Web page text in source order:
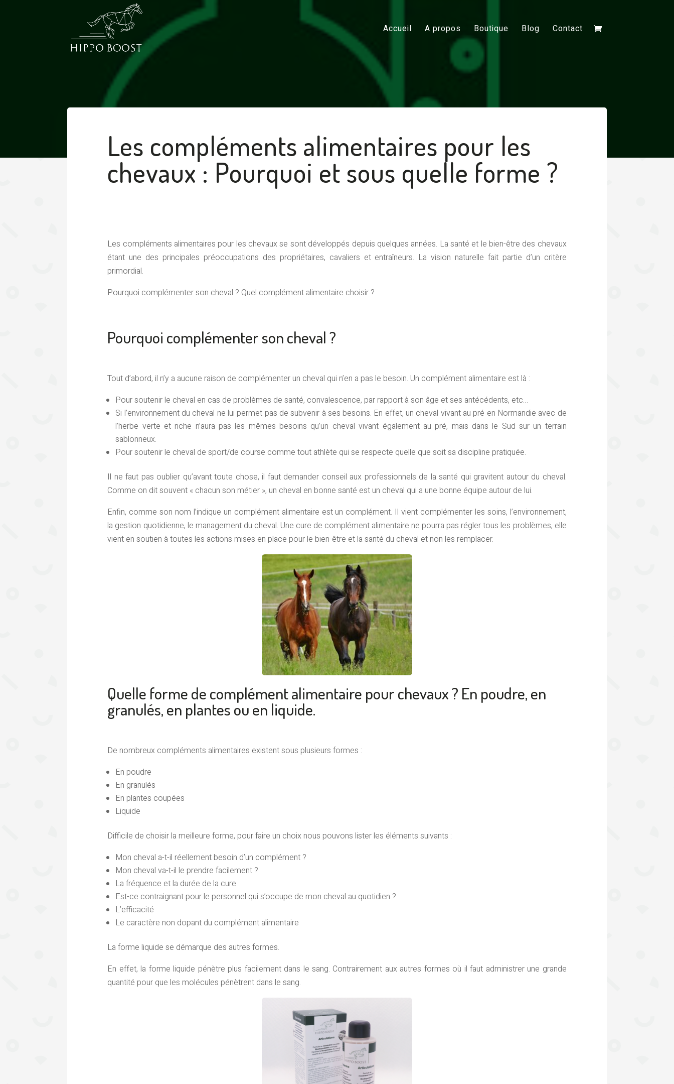
Accueil A propos Boutique Blog Contact
Les compléments alimentaires pour les
chevaux : Pourquoi et sous quelle forme ?
Les compléments alimentaires pour les chevaux se sont développés depuis quelques années. La santé et le bien-être des chevaux
étant une des principales préoccupations des propriétaires, cavaliers et entraîneurs. La vision naturelle fait partie d’un critère
primordial.
Pourquoi complémenter son cheval ? Quel complément alimentaire choisir ?
Pourquoi complémenter son cheval ?
Tout d’abord, il n’y a aucune raison de complémenter un cheval qui n’en a pas le besoin. Un complément alimentaire est là :
Pour soutenir le cheval en cas de problèmes de santé, convalescence, par rapport à son âge et ses antécédents, etc…
Si l’environnement du cheval ne lui permet pas de subvenir à ses besoins. En effet, un cheval vivant au pré en Normandie avec de
l’herbe verte et riche n’aura pas les mêmes besoins qu’un cheval vivant également au pré, mais dans le Sud sur un terrain
sablonneux.
Pour soutenir le cheval de sport/de course comme tout athlète qui se respecte quelle que soit sa discipline pratiquée.
Il ne faut pas oublier qu’avant toute chose, il faut demander conseil aux professionnels de la santé qui gravitent autour du cheval.
Comme on dit souvent « chacun son métier », un cheval en bonne santé est un cheval qui a une bonne équipe autour de lui.
Enfin, comme son nom l’indique un complément alimentaire est un complément. Il vient complémenter les soins, l’environnement,
la gestion quotidienne, le management du cheval. Une cure de complément alimentaire ne pourra pas régler tous les problèmes, elle
vient en soutien à toutes les actions mises en place pour le bien-être et la santé du cheval et non les remplacer.
Quelle forme de complément alimentaire pour chevaux ? En poudre, en
granulés, en plantes ou en liquide.
De nombreux compléments alimentaires existent sous plusieurs formes :
En poudre
En granulés
En plantes coupées
Liquide
Difficile de choisir la meilleure forme, pour faire un choix nous pouvons lister les éléments suivants :
Mon cheval a-t-il réellement besoin d’un complément ?
Mon cheval va-t-il le prendre facilement ?
La fréquence et la durée de la cure
Est-ce contraignant pour le personnel qui s’occupe de mon cheval au quotidien ?
L’efficacité
Le caractère non dopant du complément alimentaire
La forme liquide se démarque des autres formes.
En effet, la forme liquide pénètre plus facilement dans le sang. Contrairement aux autres formes où il faut administrer une grande
quantité pour que les molécules pénètrent dans le sang.